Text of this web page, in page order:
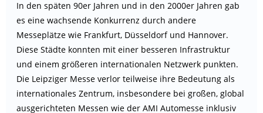
In den späten 90er Jahren und in den 2000er Jahren gab
es eine wachsende Konkurrenz durch andere
Messeplätze wie Frankfurt, Düsseldorf und Hannover.
Diese Städte konnten mit einer besseren Infrastruktur
und einem größeren internationalen Netzwerk punkten.
Die Leipziger Messe verlor teilweise ihre Bedeutung als
internationales Zentrum, insbesondere bei großen, global
ausgerichteten Messen wie der AMI Automesse inklusiv